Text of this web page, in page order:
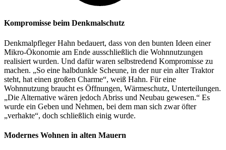
Kompromisse beim Denkmalschutz
Denkmalpfleger Hahn bedauert, dass von den bunten Ideen einer
Mikro-Ökonomie am Ende ausschließlich die Wohnnutzungen
realisiert wurden. Und dafür waren selbstredend Kompromisse zu
machen. „So eine halbdunkle Scheune, in der nur ein alter Traktor
steht, hat einen großen Charme“, weiß Hahn. Für eine
Wohnnutzung braucht es Öffnungen, Wärmeschutz, Unterteilungen.
„Die Alternative wären jedoch Abriss und Neubau gewesen.“ Es
wurde ein Geben und Nehmen, bei dem man sich zwar öfter
„verhakte“, doch schließlich einig wurde.
Modernes Wohnen in alten Mauern